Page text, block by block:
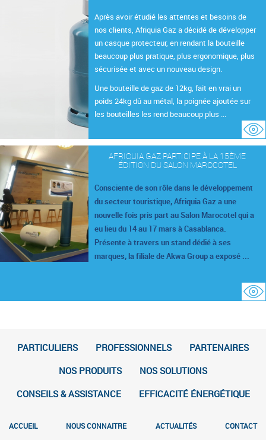
Après avoir étudié les attentes et besoins de
nos clients, Afriquia Gaz a décidé de développer
un casque protecteur, en rendant la bouteille
beaucoup plus pratique, plus ergonomique, plus
sécurisée et avec un nouveau design.
Une bouteille de gaz de 12kg, fait en vrai un
poids 24kg dû au métal, la poignée ajoutée sur
les bouteilles les rend beaucoup plus ...
AFRIQUIA GAZ PARTICIPE À LA 15ÈME
ÉDITION DU SALON MAROCOTEL
Consciente de son rôle dans le développement
du secteur touristique, Afriquia Gaz a une
nouvelle fois pris part au Salon Marocotel qui a
eu lieu du 14 au 17 mars à Casablanca.
Présente à travers un stand dédié à ses
marques, la filiale de Akwa Group a exposé ...
PARTICULIERS PROFESSIONNELS
PARTENAIRES
NOS PRODUITS
NOS SOLUTIONS
CONSEILS & ASSISTANCE
EFFICACITÉ ÉNERGÉTIQUE
ACCUEIL NOUS CONNAITRE ACTUALITÉS CONTACT